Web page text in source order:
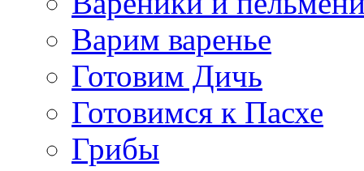
Варим варенье
Готовим Дичь
Готовимся к Пасхе
Грибы